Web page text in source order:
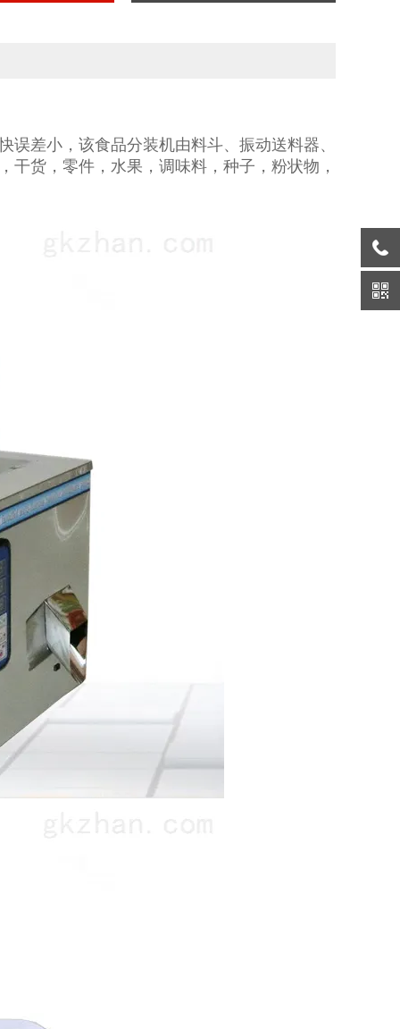
差小，该食品分装机由料斗、振动送料器、
货，零件，水果，调味料，种子，粉状物，